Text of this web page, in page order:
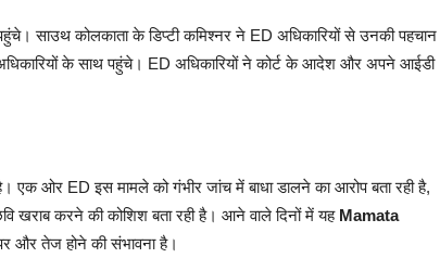
साउथ कोलकाता के डिप्टी कमिश्नर ने ED अधिकारियों से उनकी पहचान
के साथ पहुंचे। ED अधिकारियों ने कोर्ट के आदेश और अपने आईडी
एक ओर ED इस मामले को गंभीर जांच में बाधा डालने का आरोप बता रही है,
खराब करने की कोशिश बता रही है। आने वाले दिनों में यह Mamata
और तेज होने की संभावना है।